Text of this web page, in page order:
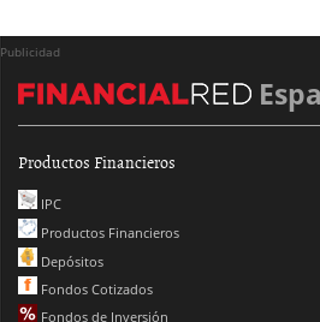
Publicidad
Productos Financieros
IPC
Productos Financieros
Depósitos
Fondos Cotizados
Fondos de Inversión